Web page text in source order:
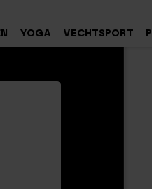
YOGA VECHTSPORT